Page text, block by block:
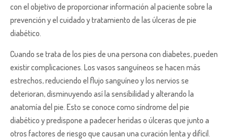
con el objetivo de proporcionar información al paciente sobre la
prevención y el cuidado y tratamiento de las úlceras de pie
diabético.
Cuando se trata de los pies de una persona con diabetes, pueden
existir complicaciones. Los vasos sanguíneos se hacen más
estrechos, reduciendo el flujo sanguíneo y los nervios se
deterioran, disminuyendo así la sensibilidad y alterando la
anatomía del pie. Esto se conoce como síndrome del pie
diabético y predispone a padecer heridas o úlceras que junto a
otros factores de riesgo que causan una curación lenta y difícil.